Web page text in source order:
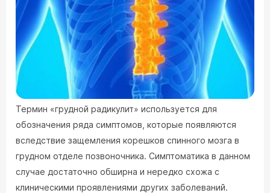
Термин «грудной радикулит» используется для
обозначения ряда симптомов, которые появляются
вследствие защемления корешков спинного мозга в
грудном отделе позвоночника. Симптоматика в данном
случае достаточно обширна и нередко схожа с
клиническими проявлениями других заболеваний.